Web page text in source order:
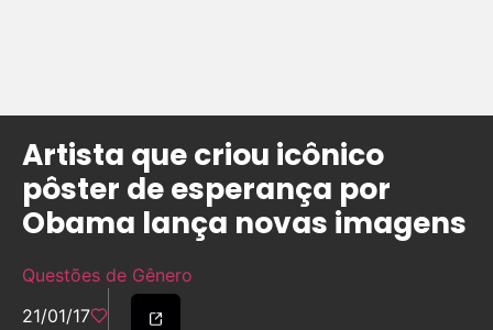
Artista que criou icônico
pôster de esperança por
Obama lança novas imagens
Questões de Gênero
21/01/17